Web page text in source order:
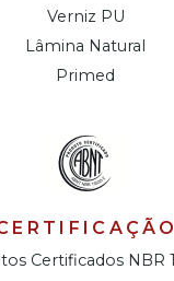
Verniz PU
Lâmina Natural
Primed
Certificados NBR